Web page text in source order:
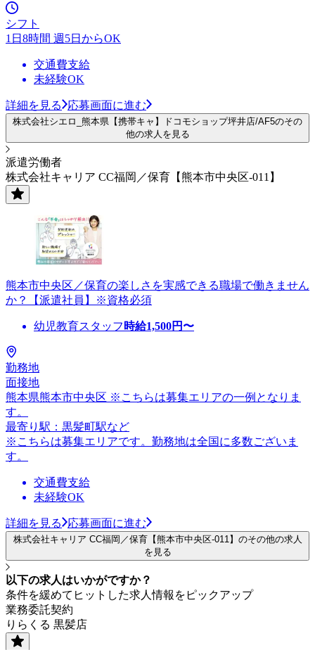
シフト
1日8時間 週5日からOK
交通費支給
未経験OK
詳細を見る 応募画面に進む
株式会社シエロ_熊本県【携帯キャ】ドコモショップ坪井店/AF5のその
他の求人を見る
派遣労働者
株式会社キャリア CC福岡／保育【熊本市中央区-011】
熊本市中央区／保育の楽しさを実感できる職場で働きません
か？【派遣社員】※資格必須
幼児教育スタッフ 時給1,500円〜
勤務地
面接地
熊本県熊本市中央区 ※こちらは募集エリアの一例となりま
す。
最寄り駅：黒髪町駅など
※こちらは募集エリアです。勤務地は全国に多数ございま
す。
交通費支給
未経験OK
詳細を見る 応募画面に進む
株式会社キャリア CC福岡／保育【熊本市中央区-011】のその他の求人
を見る
以下の求人はいかがですか？
条件を緩めてヒットした求人情報をピックアップ
業務委託契約
りらくる 黒髪店